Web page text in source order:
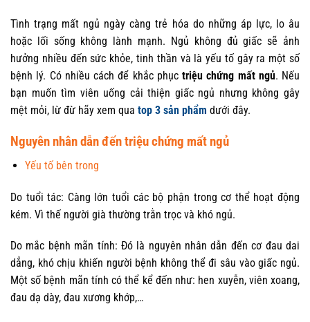
Tình trạng mất ngủ ngày càng trẻ hóa do những áp lực, lo âu
hoặc lối sống không lành mạnh. Ngủ không đủ giấc sẽ ảnh
hưởng nhiều đến sức khỏe, tinh thần và là yếu tố gây ra một số
bệnh lý. Có nhiều cách để khắc phục triệu chứng mất ngủ. Nếu
bạn muốn tìm viên uống cải thiện giấc ngủ nhưng không gây
mệt mỏi, lừ đừ hãy xem qua top 3 sản phẩm dưới đây.
Nguyên nhân dẫn đến triệu chứng mất ngủ
Yếu tố bên trong
Do tuổi tác: Càng lớn tuổi các bộ phận trong cơ thể hoạt động
kém. Vì thế người già thường trằn trọc và khó ngủ.
Do mắc bệnh mãn tính: Đó là nguyên nhân dẫn đến cơ đau dai
dẳng, khó chịu khiến người bệnh không thể đi sâu vào giấc ngủ.
Một số bệnh mãn tính có thể kể đến như: hen xuyễn, viên xoang,
đau dạ dày, đau xương khớp,…